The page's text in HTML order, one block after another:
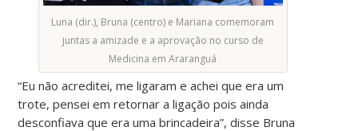
Luna (dir.), Bruna (centro) e Mariana comemoram
juntas a amizade e a aprovação no curso de
Medicina em Araranguá
“Eu não acreditei, me ligaram e achei que era um
trote, pensei em retornar a ligação pois ainda
desconfiava que era uma brincadeira”, disse Bruna